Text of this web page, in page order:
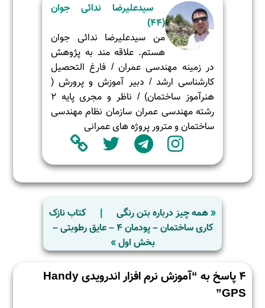
سیدعلیرضا ندائی جوان
(44)
من سيدعليرضا ندائی جوان
هستم. علاقه مند به پژوهش
در زمینه مهندسی عمران / فارغ التحصیل
کارشناسی ارشد / دبیر آموزش و پرورش (
هنرآموز ساختمان) / ناظر و مجری پایه 2
رشته مهندسی عمران سازمان نظام مهندسی
ساختمان و مترور پروژه های عمرانی
«همه چیز درباره بتن رنگی |کتاب نازک
کاری ساختمان – پودمان 4 – عایق رطوبتی –
بخش اول»
4 پاسخ به “آموزش نرم افزار اندرویدی Handy
GPS”